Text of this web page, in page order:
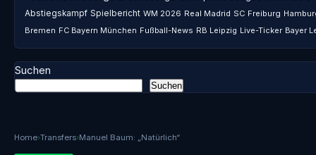
Home›Transfers›Manuel Baum: „Natürlich“
Abstiegskampf Spielbericht WM 2026 Real Madrid SC Freiburg
Bremen FC Bayern München Fußball-News RB Leipzig Live-Ticker Bayer
Suchen
Suchen